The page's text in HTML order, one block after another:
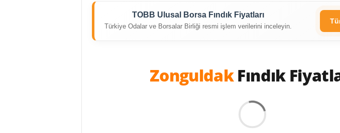
TOBB Ulusal Borsa Fındık Fiyatları
Türkiye Odalar ve Borsalar Birliği resmi işlem verilerini inceleyin.
ZonguldakFındık